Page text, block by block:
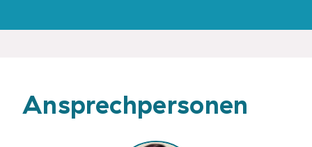
Ansprechpersonen